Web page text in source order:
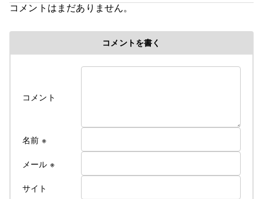
コメントはまだありません。
コメントを書く
コメント
名前 ※
メール ※
サイト